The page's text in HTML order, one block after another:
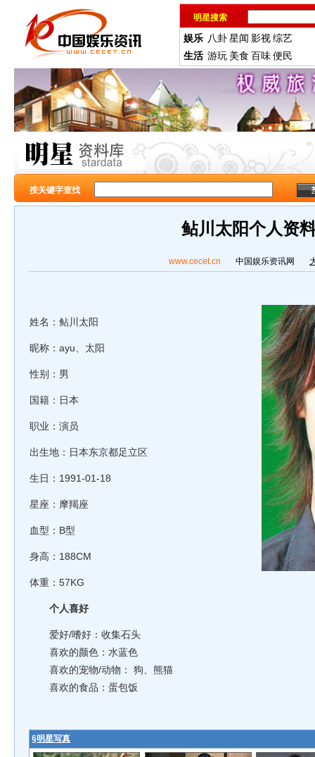
明星搜索
娱乐 八卦星闻 影视综艺
生活 游玩 美食 百味便民
按关键字查找
鲇川太阳个人资
www.cecet.cn 中国娱乐资讯网
姓名：鲇川太阳
昵称：ayu、太阳
性别：男
国籍：日本
职业：演员
出生地：日本东京都足立区
生日：1991-01-18
星座：摩羯座
血型：B型
身高：188CM
体重：57KG
个人喜好
爱好/嗜好：收集石头
喜欢的颜色：水蓝色
喜欢的宠物/动物： 狗、熊猫
喜欢的食品：蛋包饭
§明星写真